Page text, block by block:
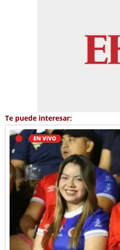
Te puede interesar: